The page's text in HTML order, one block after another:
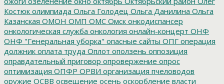
Костюк олимпиада Ольга Голодец Ольга Данилина Ольга
Казанская ОМОН ОМП ОМС Омск онкодиспансер
онкологическая служба онкология онлайн-концерт ОНФ
ОНФ "Генеральная уборка" опасные сайты ОПГ операция
должник оплата труда Оплот оползень оппозиция
оправдательный приговор опровержение опрос
оптимизация ОПФР ОРВИ организация пчеловодов
оружие ОСВВ освещение осень оскорбление власти